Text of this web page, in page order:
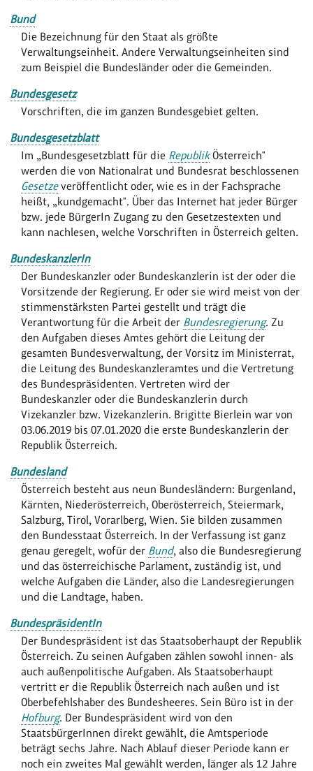
Bund
Die Bezeichnung für den Staat als größte
Verwaltungseinheit. Andere Verwaltungseinheiten sind
zum Beispiel die Bundesländer oder die Gemeinden.
Bundesgesetz
Vorschriften, die im ganzen Bundesgebiet gelten.
Bundesgesetzblatt
Im „Bundesgesetzblatt für die RepublikÖsterreich"
werden die von Nationalrat und Bundesrat beschlossenen
Gesetzeveröffentlicht oder, wie es in der Fachsprache
heißt, „kundgemacht". Über das Internet hat jeder Bürger
bzw. jede BürgerIn Zugang zu den Gesetzestexten und
kann nachlesen, welche Vorschriften in Österreich gelten.
BundeskanzlerIn
Der Bundeskanzler oder Bundeskanzlerin ist der oder die
Vorsitzende der Regierung. Er oder sie wird meist von der
stimmenstärksten Partei gestellt und trägt die
Verantwortung für die Arbeit der Bundesregierung. Zu
den Aufgaben dieses Amtes gehört die Leitung der
gesamten Bundesverwaltung, der Vorsitz im Ministerrat,
die Leitung des Bundeskanzleramtes und die Vertretung
des Bundespräsidenten. Vertreten wird der
Bundeskanzler oder die Bundeskanzlerin durch
Vizekanzler bzw. Vizekanzlerin. Brigitte Bierlein war von
03.06.2019 bis 07.01.2020 die erste Bundeskanzlerin der
Republik Österreich.
Bundesland
Österreich besteht aus neun Bundesländern: Burgenland,
Kärnten, Niederösterreich, Oberösterreich, Steiermark,
Salzburg, Tirol, Vorarlberg, Wien. Sie bilden zusammen
den Bundesstaat Österreich. In der Verfassung ist ganz
genau geregelt, wofür der Bund, also die Bundesregierung
und das österreichische Parlament, zuständig ist, und
welche Aufgaben die Länder, also die Landesregierungen
und die Landtage, haben.
BundespräsidentIn
Der Bundespräsident ist das Staatsoberhaupt der Republik
Österreich. Zu seinen Aufgaben zählen sowohl innen- als
auch außenpolitische Aufgaben. Als Staatsoberhaupt
vertritt er die Republik Österreich nach außen und ist
Oberbefehlshaber des Bundesheeres. Sein Büro ist in der
Hofburg. Der Bundespräsident wird von den
StaatsbürgerInnen direkt gewählt, die Amtsperiode
beträgt sechs Jahre. Nach Ablauf dieser Periode kann er
noch ein zweites Mal gewählt werden, länger als 12 Jahre